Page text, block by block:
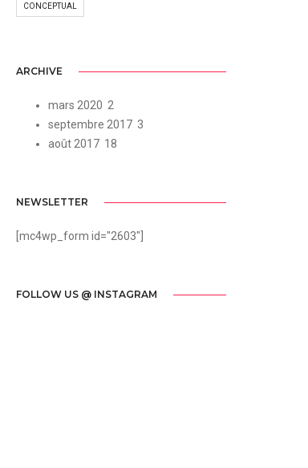
CONCEPTUAL
ARCHIVE
mars 2020 2
septembre 2017 3
août 2017 18
NEWSLETTER
[mc4wp_form id="2603"]
FOLLOW US @ INSTAGRAM